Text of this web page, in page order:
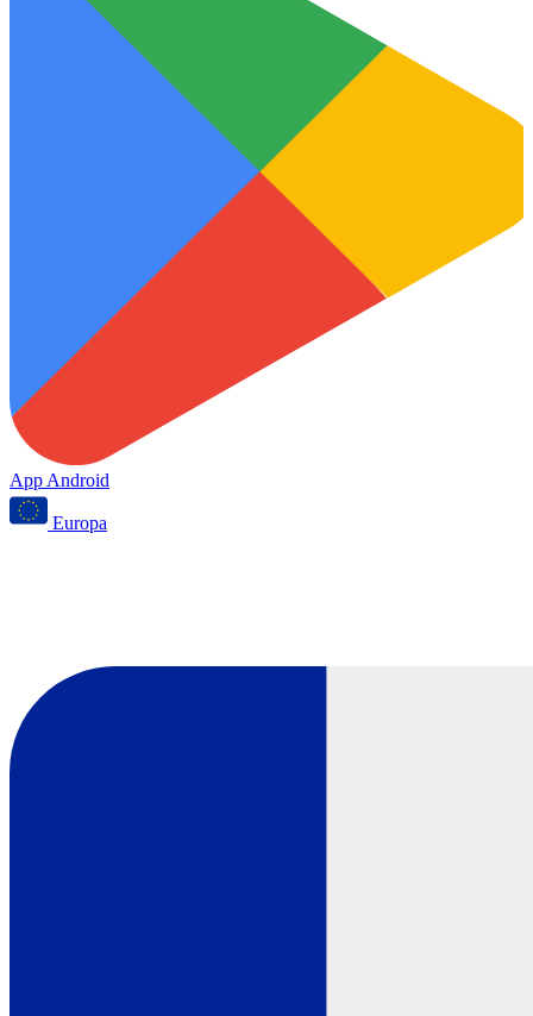
App Android
Europa